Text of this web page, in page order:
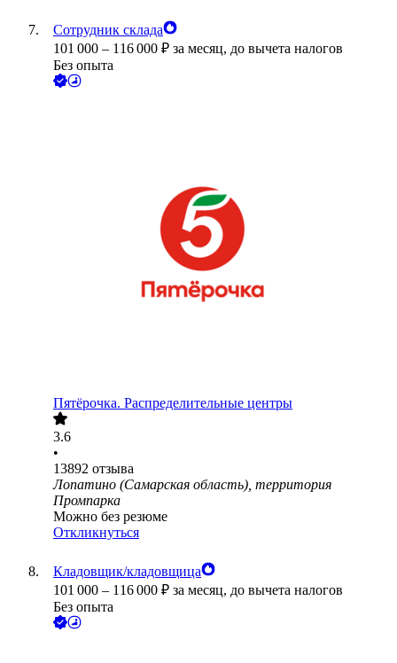
Сотрудник склада
101 000 – 116 000 ₽ за месяц, до вычета налогов
Без опыта
Пятёрочка. Распределительные центры
3.6
•
13892 отзыва
Лопатино (Самарская область), территория
Промпарка
Можно без резюме
Откликнуться
Кладовщик/кладовщица
101 000 – 116 000 ₽ за месяц, до вычета налогов
Без опыта